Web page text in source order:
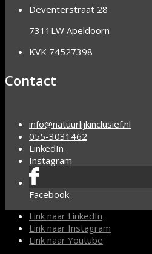
Deventerstraat 28
7311LW Apeldoorn
KVK 74527398
Contact
info@natuurlijkinclusief.nl
055-3031462
LinkedIn
Instagram
Facebook
Link naar LinkedIn
Link naar Instagram
Link naar Youtube